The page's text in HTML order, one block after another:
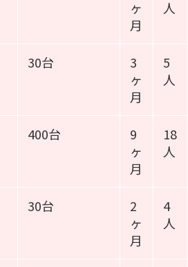
ヶ
月
人
30台
3
ヶ
月
5
人
400台
9
ヶ
月
18
人
30台
2
ヶ
月
4
人